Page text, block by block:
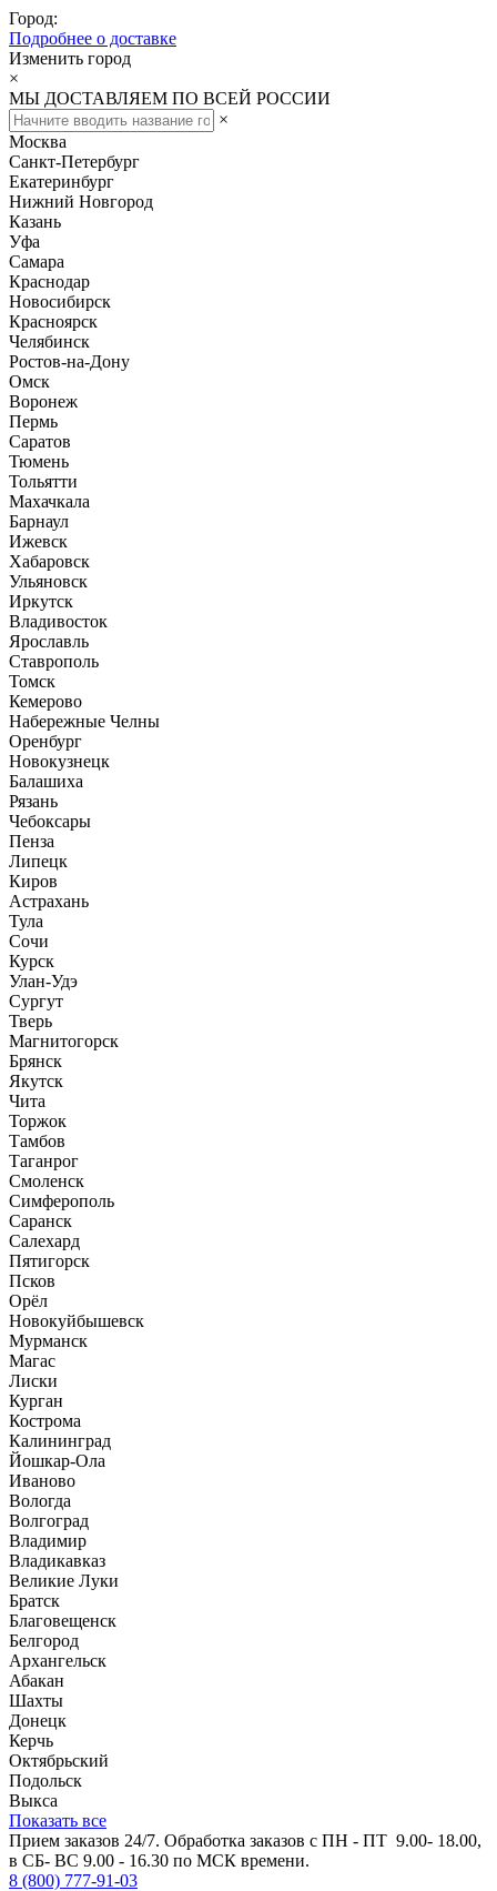
Город:
Подробнее о доставке
Изменить город
×
МЫ ДОСТАВЛЯЕМ ПО ВСЕЙ РОССИИ
×
Москва
Санкт-Петербург
Екатеринбург
Нижний Новгород
Казань
Уфа
Самара
Краснодар
Новосибирск
Красноярск
Челябинск
Ростов-на-Дону
Омск
Воронеж
Пермь
Саратов
Тюмень
Тольятти
Махачкала
Барнаул
Ижевск
Хабаровск
Ульяновск
Иркутск
Владивосток
Ярославль
Ставрополь
Томск
Кемерово
Набережные Челны
Оренбург
Новокузнецк
Балашиха
Рязань
Чебоксары
Пенза
Липецк
Киров
Астрахань
Тула
Сочи
Курск
Улан-Удэ
Сургут
Тверь
Магнитогорск
Брянск
Якутск
Чита
Торжок
Тамбов
Таганрог
Смоленск
Симферополь
Саранск
Салехард
Пятигорск
Псков
Орёл
Новокуйбышевск
Мурманск
Магас
Лиски
Курган
Кострома
Калининград
Йошкар-Ола
Иваново
Вологда
Волгоград
Владимир
Владикавказ
Великие Луки
Братск
Благовещенск
Белгород
Архангельск
Абакан
Шахты
Донецк
Керчь
Октябрьский
Подольск
Выкса
Показать все
Прием заказов 24/7. Обработка заказов с ПН - ПТ 9.00- 18.00,
в СБ- ВС 9.00 - 16.30 по МСК времени.
8 (800) 777-91-03